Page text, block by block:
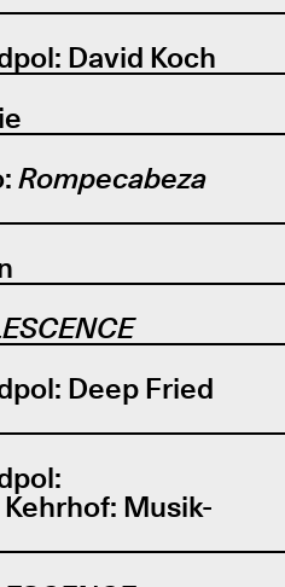
David Koch
Rompecabeza
Deep Fried
Musik-